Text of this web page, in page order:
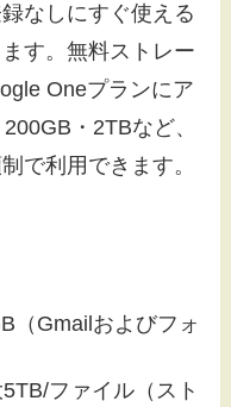
なしにすぐ使える
す。無料ストレー
Oneプランにア
・2TBなど、
で利用できます。
（Gmailおよびフォ
ファイル（スト